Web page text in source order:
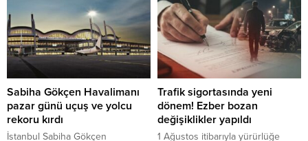
öngören yeni düzenlemelerini
duyurdu.
Sabiha Gökçen Havalimanı
pazar günü uçuş ve yolcu
rekoru kırdı
İstanbul Sabiha Gökçen
Trafik sigortasında yeni
dönem! Ezber bozan
değişiklikler yapıldı
1 Ağustos itibarıyla yürürlüğe